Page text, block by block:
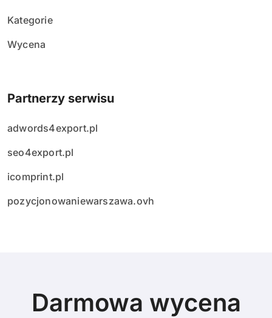
Kategorie
Wycena
Partnerzy serwisu
adwords4export.pl
seo4export.pl
icomprint.pl
pozycjonowaniewarszawa.ovh
Darmowa wycena